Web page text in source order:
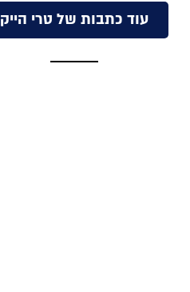
עוד כתבות של טרי הייק